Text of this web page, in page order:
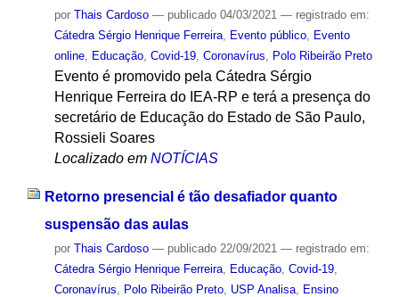
por Thais Cardoso — publicado04/03/2021 — registrado em:
Cátedra Sérgio Henrique Ferreira, Evento público, Evento
online, Educação, Covid-19, Coronavírus, Polo Ribeirão Preto
Evento é promovido pela Cátedra Sérgio
Henrique Ferreira do IEA-RP e terá a presença do
secretário de Educação do Estado de São Paulo,
Rossieli Soares
Localizado em NOTÍCIAS
Retorno presencial é tão desafiador quanto
suspensão das aulas
por Thais Cardoso — publicado22/09/2021 — registrado em:
Cátedra Sérgio Henrique Ferreira, Educação, Covid-19,
Coronavírus
Polo Ribeirão Preto, USP Analisa, Ensino